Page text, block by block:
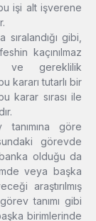
işi alt işverene
gibi,
kaçınılmaz
ve gereklilik
kararı tutarlı bir
karar sırası ile
göre
görevde
banka olduğu da
veya başka
araştırılmış
tanımı gibi
birimlerinde